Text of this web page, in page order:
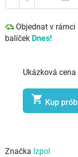
Objednat v rámci
balíček Dnes!
Ukázková cena
 Kup
Značka Izpol